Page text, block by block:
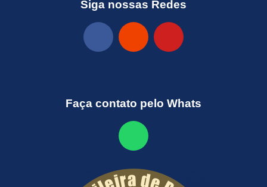
Siga nossas Redes
Faça contato pelo Whats